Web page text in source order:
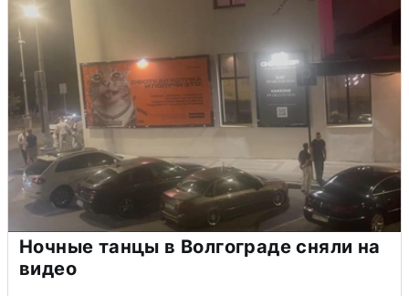
Ночные танцы в Волгограде сняли на
видео